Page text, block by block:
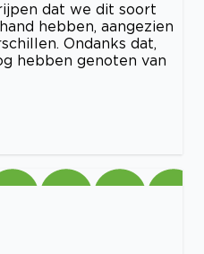
dat we dit soort
hebben, aangezien
Ondanks dat,
hebben genoten van